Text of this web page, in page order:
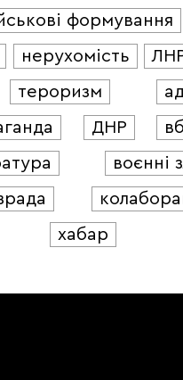
формування
нерухомість
тероризм
ДНР
воєнні
хабар